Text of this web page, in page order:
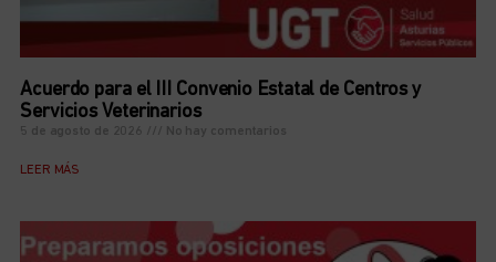
Acuerdo para el III Convenio Estatal de Centros y
Servicios Veterinarios
5 de agosto de 2026 No hay comentarios
LEER MÁS